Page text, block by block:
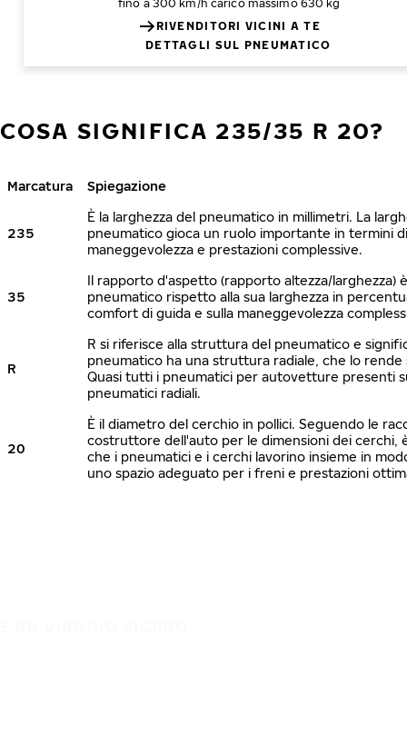
fino a 300 km/h carico massimo 630 kg
RIVENDITORI VICINI A TE
DETTAGLI SUL PNEUMATICO
COSA SIGNIFICA 235/35 R 20?
Marcatura Spiegazione
235
È la larghezza del pneumatico in millimetri. La
pneumatico gioca un ruolo importante in termini
maneggevolezza e prestazioni complessive.
35
Il rapporto d'aspetto (rapporto altezza/larghezza)
pneumatico rispetto alla sua larghezza in
comfort di guida e sulla maneggevolezza
R
R si riferisce alla struttura del pneumatico e
pneumatico ha una struttura radiale, che lo rende
Quasi tutti i pneumatici per autovetture presenti
pneumatici radiali.
20
È il diametro del cerchio in pollici. Seguendo le
costruttore dell'auto per le dimensioni dei cerchi,
che i pneumatici e i cerchi lavorino insieme in
uno spazio adeguato per i freni e prestazioni